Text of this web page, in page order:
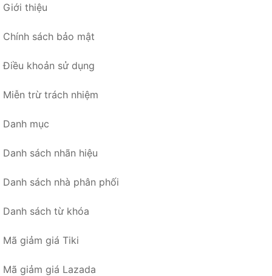
Giới thiệu
Chính sách bảo mật
Điều khoản sử dụng
Miễn trừ trách nhiệm
Danh mục
Danh sách nhãn hiệu
Danh sách nhà phân phối
Danh sách từ khóa
Mã giảm giá Tiki
Mã giảm giá Lazada